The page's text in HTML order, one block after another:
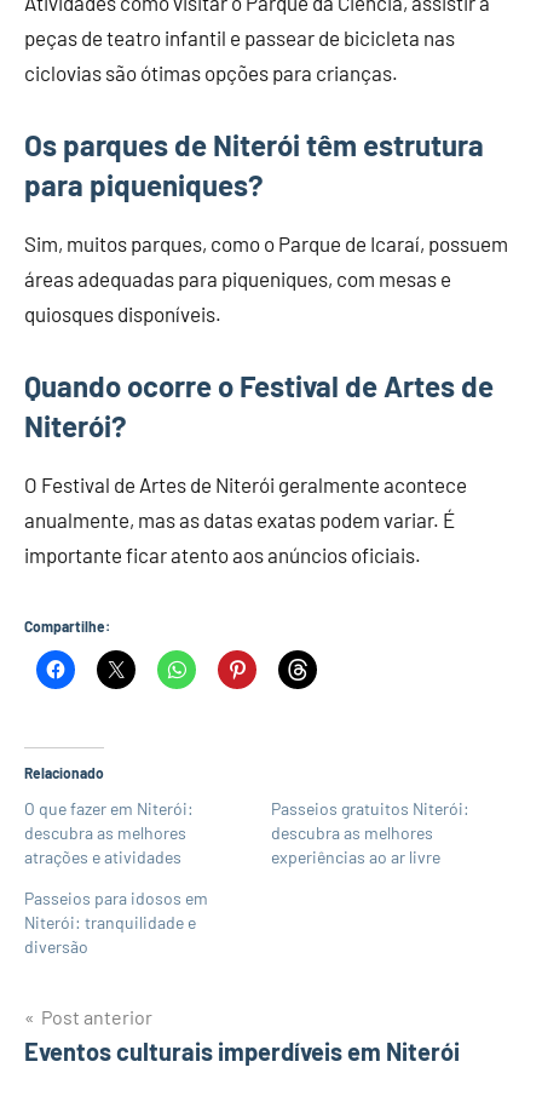
peças de teatro infantil e passear de bicicleta nas
ciclovias são ótimas opções para crianças.
Os parques de Niterói têm estrutura
para piqueniques?
Sim, muitos parques, como o Parque de Icaraí, possuem
áreas adequadas para piqueniques, com mesas e
quiosques disponíveis.
Quando ocorre o Festival de Artes de
Niterói?
O Festival de Artes de Niterói geralmente acontece
anualmente, mas as datas exatas podem variar. É
importante ficar atento aos anúncios oficiais.
Compartilhe:
Relacionado
O que fazer em Niterói:
descubra as melhores
atrações e atividades
Passeios gratuitos Niterói:
descubra as melhores
experiências ao ar livre
Passeios para idosos em
Niterói: tranquilidade e
diversão
Navegação
de
Post anterior
Eventos culturais imperdíveis em Niterói